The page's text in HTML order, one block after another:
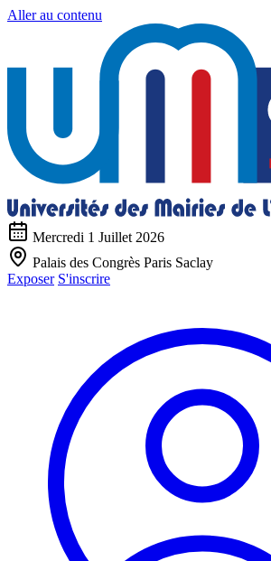
Aller au contenu
Mercredi 1 Juillet 2026
Palais des Congrès Paris Saclay
Exposer S'inscrire